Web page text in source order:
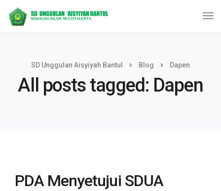
SD Unggulan Aisyiyah Bantul Blog Dapen
All posts tagged: Dapen
PDA Menyetujui SDUA